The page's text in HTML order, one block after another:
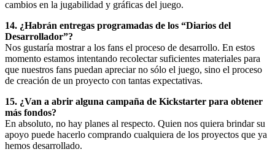
cambios en la jugabilidad y gráficas del juego.
14. ¿Habrán entregas programadas de los “Diarios del
Desarrollador”?
Nos gustaría mostrar a los fans el proceso de desarrollo. En estos
momento estamos intentando recolectar suficientes materiales para
que nuestros fans puedan apreciar no sólo el juego, sino el proceso
de creación de un proyecto con tantas expectativas.
15. ¿Van a abrir alguna campaña de Kickstarter para obtener
más fondos?
En absoluto, no hay planes al respecto. Quien nos quiera brindar su
apoyo puede hacerlo comprando cualquiera de los proyectos que ya
hemos desarrollado.